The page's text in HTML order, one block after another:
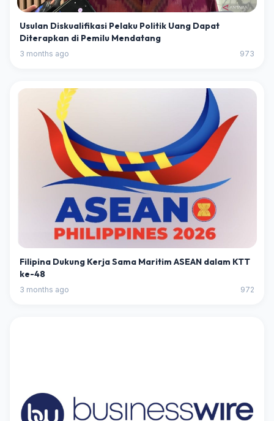
Usulan Diskualifikasi Pelaku Politik Uang Dapat
Diterapkan di Pemilu Mendatang
3 months ago 973
Filipina Dukung Kerja Sama Maritim ASEAN dalam KTT
ke-48
3 months ago 972